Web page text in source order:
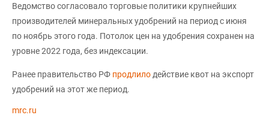
Ведомство согласовало торговые политики крупнейших
производителей минеральных удобрений на период с июня
по ноябрь этого года. Потолок цен на удобрения сохранен на
уровне 2022 года, без индексации.
Ранее правительство РФ продлило действие квот на экспорт
удобрений на этот же период.
mrc.ru